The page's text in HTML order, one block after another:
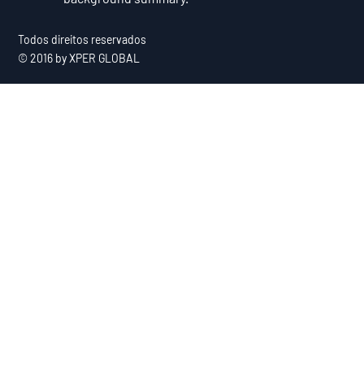
Todos direitos reservados
© 2016 by XPER GLOBAL